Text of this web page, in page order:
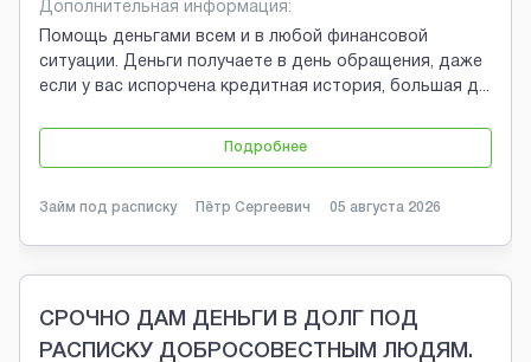
Дополнительная информация:
Помощь деньгами всем и в любой финансовой
ситуации. Деньги получаете в день обращения, даже
если у вас испорчена кредитная история, большая д...
Подробнее
Займ под расписку Пётр Сергеевич 05 августа 2026
СРОЧНО ДАМ ДЕНЬГИ В ДОЛГ ПОД
РАСПИСКУ ДОБРОСОВЕСТНЫМ ЛЮДЯМ.